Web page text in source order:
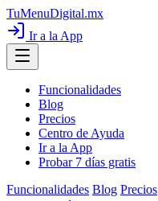
TuMenuDigital.mx
Ir a la App
Funcionalidades
Blog
Precios
Centro de Ayuda
Ir a la App
Probar 7 días gratis
Funcionalidades Blog Precios